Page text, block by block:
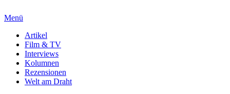
Menü
Artikel
Film & TV
Interviews
Kolumnen
Rezensionen
Welt am Draht